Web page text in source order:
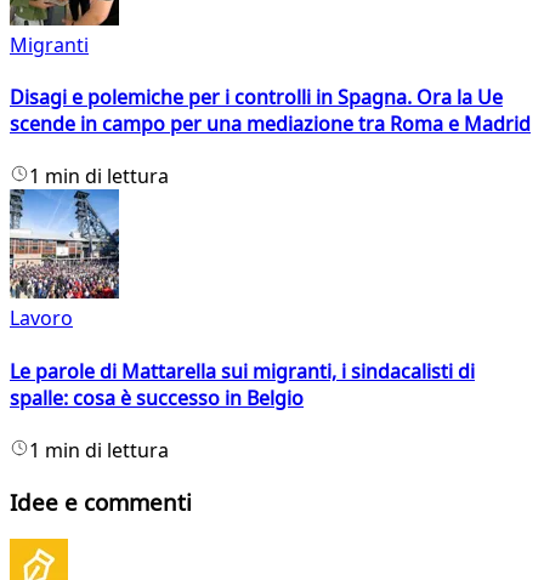
Migranti
Disagi e polemiche per i controlli in Spagna. Ora la Ue
scende in campo per una mediazione tra Roma e Madrid
1 min di lettura
Lavoro
Le parole di Mattarella sui migranti, i sindacalisti di
spalle: cosa è successo in Belgio
1 min di lettura
Idee e commenti